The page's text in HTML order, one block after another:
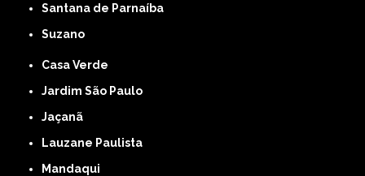
Santana de Parnaíba
Suzano
Casa Verde
Jardim São Paulo
Jaçanã
Lauzane Paulista
Mandaqui